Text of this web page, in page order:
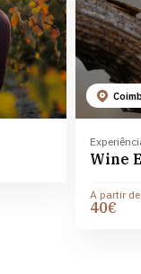
Wine
A partir de
40€